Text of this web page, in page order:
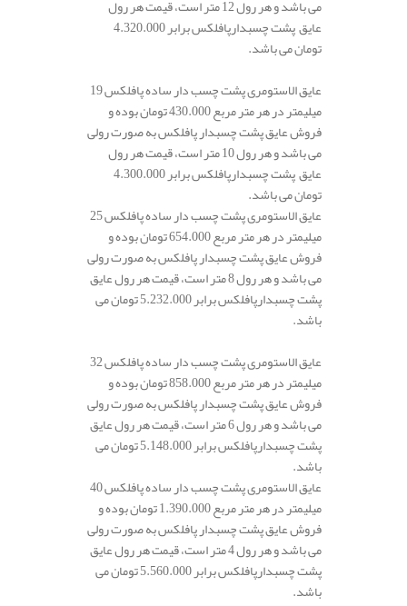
می باشد و هر رول 12 متر است، قیمت هر رول
عایق پشت چسبدارپافلکس برابر 4.320.000
تومان می باشد.
عایق الاستومری پشت چسب دار ساده پافلکس 19
میلیمتر در هر متر مربع 430.000 تومان بوده و
فروش عایق پشت چسبدار پافلکس به صورت رولی
می باشد و هر رول 10 متر است، قیمت هر رول
عایق پشت چسبدارپافلکس برابر 4.300.000
تومان می باشد.
عایق الاستومری پشت چسب دار ساده پافلکس 25
میلیمتر در هر متر مربع 654.000 تومان بوده و
فروش عایق پشت چسبدار پافلکس به صورت رولی
می باشد و هر رول 8 متر است، قیمت هر رول عایق
پشت چسبدارپافلکس برابر 5.232.000 تومان می
باشد.
عایق الاستومری پشت چسب دار ساده پافلکس 32
میلیمتر در هر متر مربع 858.000 تومان بوده و
فروش عایق پشت چسبدار پافلکس به صورت رولی
می باشد و هر رول 6 متر است، قیمت هر رول عایق
پشت چسبدارپافلکس برابر 5.148.000 تومان می
باشد.
عایق الاستومری پشت چسب دار ساده پافلکس 40
میلیمتر در هر متر مربع 1.390.000 تومان بوده و
فروش عایق پشت چسبدار پافلکس به صورت رولی
می باشد و هر رول 4 متر است، قیمت هر رول عایق
پشت چسبدارپافلکس برابر 5.560.000 تومان می
باشد.